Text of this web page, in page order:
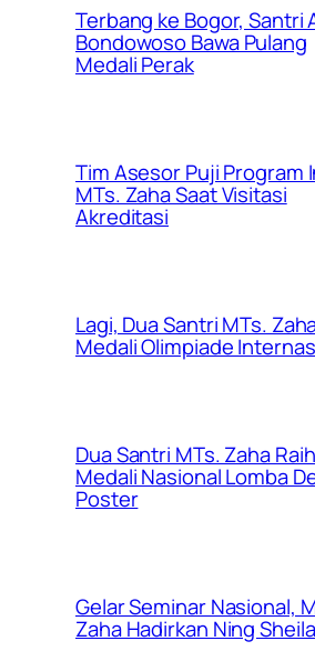
Terbang ke Bogor, Santri
Bondowoso Bawa Pulang
Medali Perak
Tim Asesor Puji Program
MTs. Zaha Saat Visitasi
Akreditasi
Lagi, Dua Santri MTs.
Medali Olimpiade
Dua Santri MTs. Zaha Raih
Medali Nasional Lomba
Poster
Gelar Seminar Nasional,
Zaha Hadirkan Ning Sheila